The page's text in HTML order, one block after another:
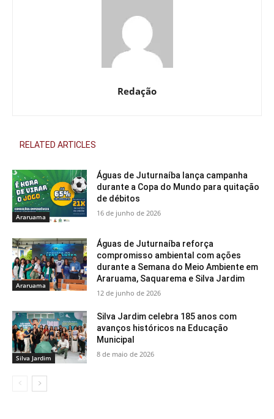
Redação
RELATED ARTICLES
Araruama
Águas de Juturnaíba lança campanha
durante a Copa do Mundo para quitação
de débitos
16 de junho de 2026
Araruama
Águas de Juturnaíba reforça
compromisso ambiental com ações
durante a Semana do Meio Ambiente em
Araruama, Saquarema e Silva Jardim
12 de junho de 2026
Silva Jardim
Silva Jardim celebra 185 anos com
avanços históricos na Educação
Municipal
8 de maio de 2026